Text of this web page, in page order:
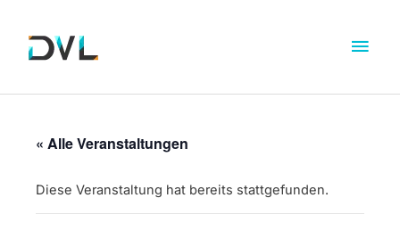
« Alle Veranstaltungen
Diese Veranstaltung hat bereits stattgefunden.